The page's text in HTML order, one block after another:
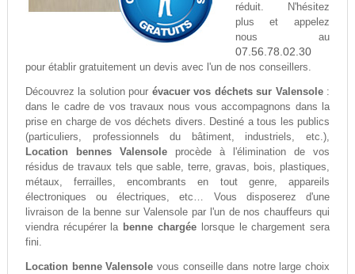
réduit. N'hésitez
plus et appelez
nous au
07.56.78.02.30
pour établir gratuitement un devis avec l'un de nos conseillers.
Découvrez la solution pour évacuer vos déchets sur Valensole:
dans le cadre de vos travaux nous vous accompagnons dans la
prise en charge de vos déchets divers. Destiné a tous les publics
(particuliers, professionnels du bâtiment, industriels, etc.),
Location bennes Valensoleprocède à l'élimination de vos
résidus de travaux tels que sable, terre, gravas, bois, plastiques,
métaux, ferrailles, encombrants en tout genre, appareils
électroniques ou électriques, etc… Vous disposerez d'une
livraison de la benne sur Valensole par l'un de nos chauffeurs qui
viendra récupérer la benne chargée lorsque le chargement sera
fini.
Location benne Valensole vous conseille dans notre large choix